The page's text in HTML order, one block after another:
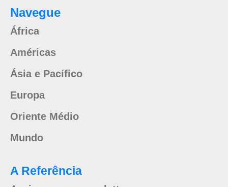
Navegue
África
Américas
Ásia e Pacífico
Europa
Oriente Médio
Mundo
A Referência